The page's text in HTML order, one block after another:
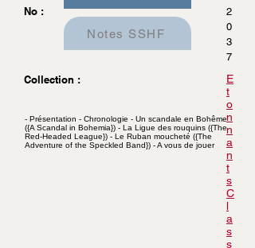
No :
2
0
3
7
Collection :
E
t
o
n
n
a
n
t
s
C
l
a
s
s
Notes SSHF
- Présentation - Chronologie - Un scandale en Bohême
({A Scandal in Bohemia}) - La Ligue des rouquins ({The
Red-Headed League}) - Le Ruban moucheté ({The
Adventure of the Speckled Band}) - A vous de jouer